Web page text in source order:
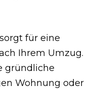
für eine
Ihrem Umzug.
gründliche
Wohnung oder